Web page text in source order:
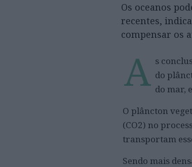
Os oceanos
recentes,
compensar os
A s
do
do mar,
O plâncton
(CO2) no
transportam
Sendo mais